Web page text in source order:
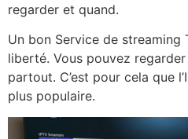
regarder et quand.
Un bon Service de
liberté. Vous pouvez
partout. C’est pour cela que
plus populaire.